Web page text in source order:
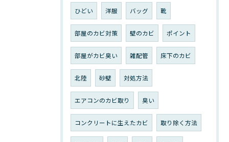
ひどい 洋服 バッグ 靴
部屋のカビ対策 壁のカビ ポイント
部屋がカビ臭い 雑配管 床下のカビ
北陸 砂壁 対処方法
エアコンのカビ取り 臭い
コンクリートに生えたカビ 取り除く方法